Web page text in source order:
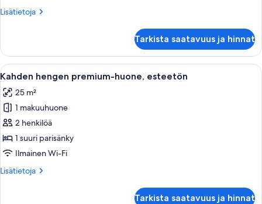
Lisätietoja
Lisätietoja
terassi
Tarkista saatavuus ja hinnat
Avaa
kaikki
huonetyypin
Kahden
hengen
premium-
huone,
kuvat
Makuuhuoneessa on sänky, puinen
7
Kahden hengen premium-huone, esteetön
25 m²
1 makuuhuone
2 henkilöä
1 suuri parisänky
Ilmainen Wi-Fi
Lisätietoja
Lisätietoja
Tarkista saatavuus ja hinnat